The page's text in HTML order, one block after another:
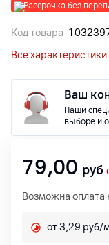
Рассрочка без
Код товара
Все характеристики
Ваш
Наши
выборе и
79,00 руб
Возможна оплата
от 3,29 руб/